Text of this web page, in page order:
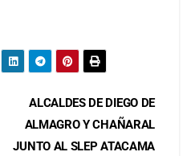
ALCALDES DE DIEGO DE
ALMAGRO Y CHAÑARAL
JUNTO AL SLEP ATACAMA